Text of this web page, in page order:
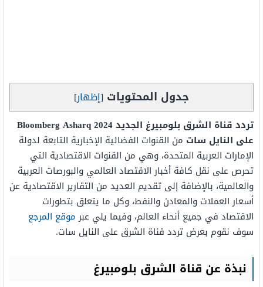
جدول المحتويات [إظهار]
تردد قناة الشرق بلومبيرغ الجديد 2024 BloombergAsharq
على النايل سات من القنوات الفضائية الإخبارية التابعة لدولة
الإمارات العربية المتحدة، وهي من القنوات الاقتصادية التي
تحرص على نقل كافة أخبار الاقتصاد العالمي والبورصات العربية
والعالمية، بالإضافة إلى تقديم العديد من التقارير الاقتصادية عن
أسعار العملات والمعادن والنفط، وكل ما يتعلق بتطورات
الاقتصاد في جميع أنحاء العالم، وفيما يلي عبرموقع المرجع
سوف نقوم بعرض تردد قناة الشرق على النايل سات.
نبذة عن قناة الشرق بلومبيرغ